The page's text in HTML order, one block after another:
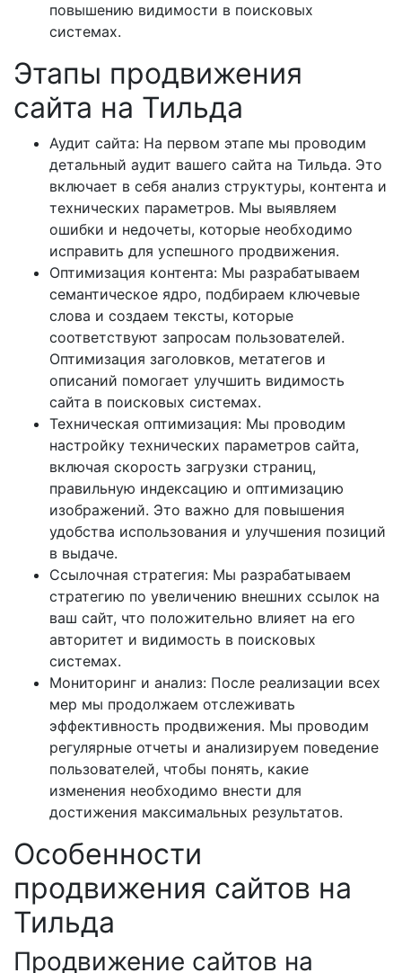
повышению видимости в поисковых
системах.
Этапы продвижения
сайта на Тильда
Аудит сайта: На первом этапе мы проводим
детальный аудит вашего сайта на Тильда. Это
включает в себя анализ структуры, контента и
технических параметров. Мы выявляем
ошибки и недочеты, которые необходимо
исправить для успешного продвижения.
Оптимизация контента: Мы разрабатываем
семантическое ядро, подбираем ключевые
слова и создаем тексты, которые
соответствуют запросам пользователей.
Оптимизация заголовков, метатегов и
описаний помогает улучшить видимость
сайта в поисковых системах.
Техническая оптимизация: Мы проводим
настройку технических параметров сайта,
включая скорость загрузки страниц,
правильную индексацию и оптимизацию
изображений. Это важно для повышения
удобства использования и улучшения позиций
в выдаче.
Ссылочная стратегия: Мы разрабатываем
стратегию по увеличению внешних ссылок на
ваш сайт, что положительно влияет на его
авторитет и видимость в поисковых
системах.
Мониторинг и анализ: После реализации всех
мер мы продолжаем отслеживать
эффективность продвижения. Мы проводим
регулярные отчеты и анализируем поведение
пользователей, чтобы понять, какие
изменения необходимо внести для
достижения максимальных результатов.
Особенности
продвижения сайтов на
Тильда
Продвижение сайтов на